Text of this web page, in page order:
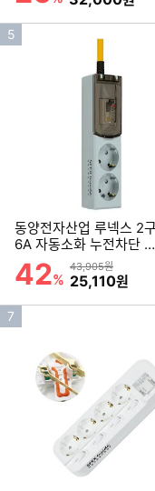
인
5
동양전자산업 루넥스 2
6A 자동소화 누전차단 고
용량 멀티탭 (2m)
할인률
42%
상품금액
43,905원
할인금액
25,110원
인
7